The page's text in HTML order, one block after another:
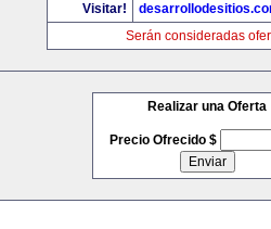
Visitar!
Serán consideradas
Realizar una Oferta
Precio Ofrecido $